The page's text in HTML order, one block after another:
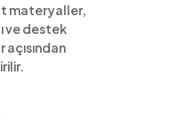
materyaller,
ve destek